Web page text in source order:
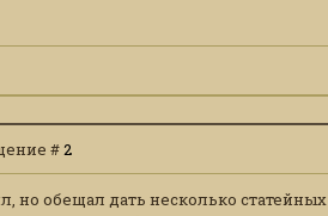
#2
но обещал дать несколько статейных